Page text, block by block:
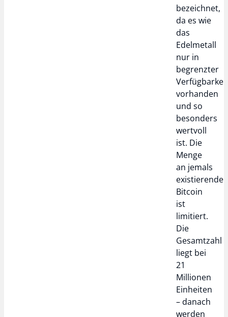
bezeichnet,
da es wie
das
Edelmetall
nur in
begrenzter
vorhanden
und so
besonders
wertvoll
ist. Die
Menge
an jemals
Bitcoin
ist
limitiert.
Die
Gesamtzahl
liegt bei
21
Millionen
Einheiten
– danach
werden